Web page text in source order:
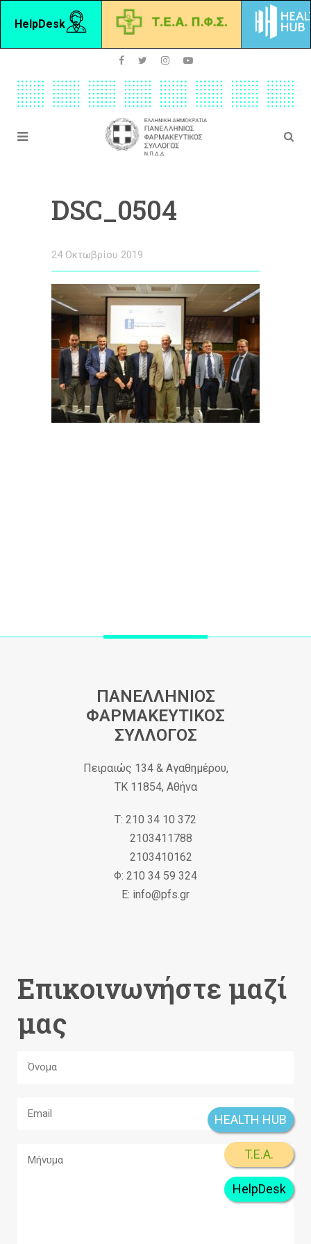
HelpDesk
DSC_0504
24 Οκτωβρίου 2019
ΠΑΝΕΛΛΗΝΙΟΣ
ΦΑΡΜΑΚΕΥΤΙΚΟΣ
ΣΥΛΛΟΓΟΣ
Πειραιώς 134 & Αγαθημέρου,
ΤΚ 11854, Αθήνα
Τ: 210 34 10 372
2103411788
2103410162
Φ: 210 34 59 324
Ε: info@pfs.gr
Επικοινωνήστε μαζί
μας
HelpDesk
T.E.A.
HEALTH HUB